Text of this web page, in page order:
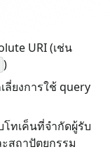
URI (เช่น
)
ยงการใช้ query
ทเค็นที่จำกัดผู้รับ
สถาปัตยกรรม